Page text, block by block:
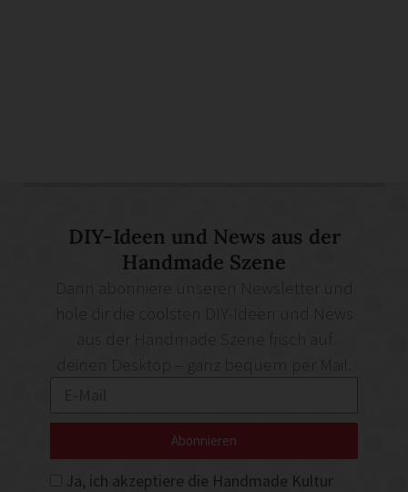
DIY-Ideen und News aus der
Handmade Szene
deinen Desktop – ganz bequem per Mail.
Ja, ich akzeptiere die Handmade Kultur
Abonnieren